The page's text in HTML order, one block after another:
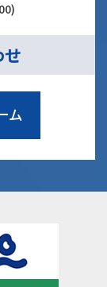
ム